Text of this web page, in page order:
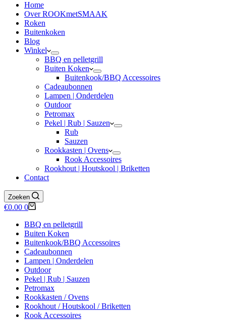
Home
Over ROOKmetSMAAK
Roken
Buitenkoken
Blog
Winkel
BBQ en pelletgrill
Buiten Koken
Buitenkook/BBQ Accessoires
Cadeaubonnen
Lampen | Onderdelen
Outdoor
Petromax
Pekel | Rub | Sauzen
Rub
Sauzen
Rookkasten | Ovens
Rook Accessoires
Rookhout | Houtskool | Briketten
Contact
Zoeken
Winkelwagen
€0.00 0
BBQ en pelletgrill
Buiten Koken
Buitenkook/BBQ Accessoires
Cadeaubonnen
Lampen | Onderdelen
Outdoor
Pekel | Rub | Sauzen
Petromax
Rookkasten / Ovens
Rookhout / Houtskool / Briketten
Rook Accessoires